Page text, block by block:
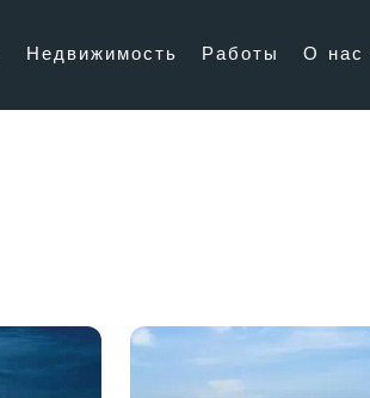
Недвижимость Работы О нас